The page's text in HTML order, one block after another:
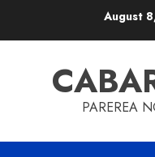
August
PAREREA